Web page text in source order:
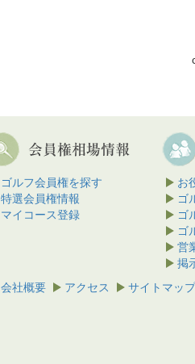
ゴルフ会員権を探す
特選会員権情報
マイコース登録
お
ゴ
ゴ
ゴ
営
掲
会社概要 アクセス サイトマップ